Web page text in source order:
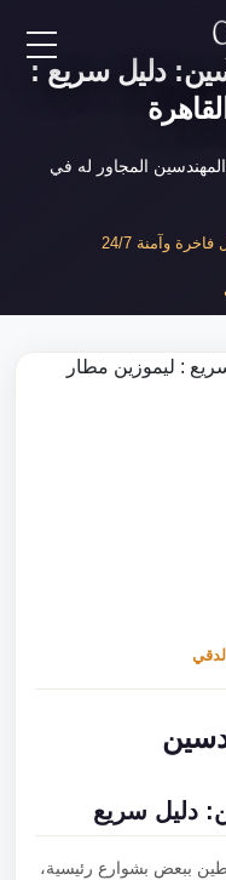
دليل سريع :
المجاور له في
وآمنة 24/7
دليل سريع
ببعض بشوارع رئيسية،